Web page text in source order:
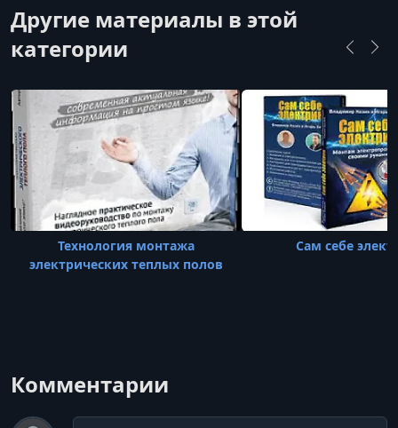
Другие материалы в этой
категории
Технология монтажа
электрических теплых полов
Сам себе
Комментарии